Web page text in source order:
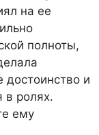
на ее
полноты,
достоинство и
в ролях.
ему